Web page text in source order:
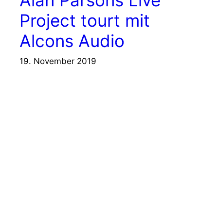
Project tourt mit
Alcons Audio
19. November 2019